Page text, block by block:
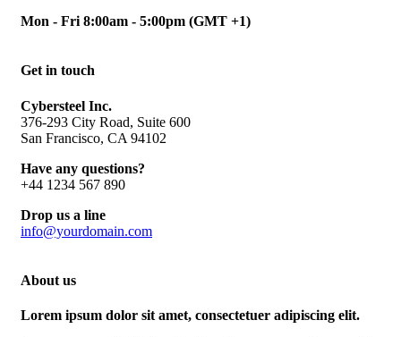
Mon - Fri 8:00am - 5:00pm (GMT +1)
Get in touch
Cybersteel Inc.
376-293 City Road, Suite 600
San Francisco, CA 94102
Have any questions?
+44 1234 567 890
Drop us a line
info@yourdomain.com
About us
Lorem ipsum dolor sit amet, consectetuer adipiscing elit.